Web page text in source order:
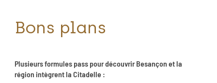
Bons plans
Plusieurs formules pass pour découvrir Besançon et la
région intègrent la Citadelle :